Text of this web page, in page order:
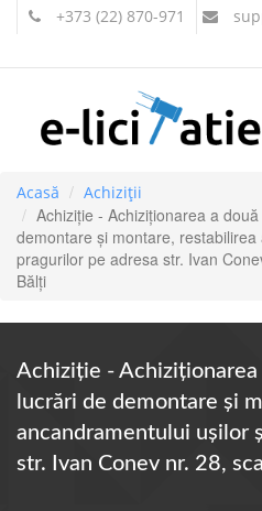
+373 (22) 870-971
Acasă Achiziții
Achiziție - Achiziționarea a
demontare și montare,
pragurilor pe adresa str. Ivan
Bălți
Achiziție - Achiziționarea
lucrări de demontare și
ancandramentului ușilor
str. Ivan Conev nr. 28,